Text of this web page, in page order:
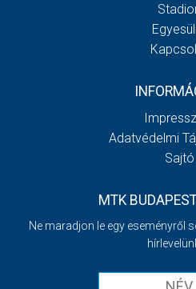
Adatvédelmi
Sajtó
MTK
Ne maradjon le egy eseményről